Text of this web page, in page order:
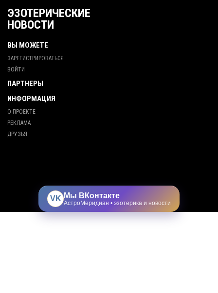
ЭЗОТЕРИЧЕСКИЕ
НОВОСТИ
ВЫ МОЖЕТЕ
ЗАРЕГИСТРИРОВАТЬСЯ
ВОЙТИ
ПАРТНЕРЫ
ИНФОРМАЦИЯ
О ПРОЕКТЕ
РЕКЛАМА
ДРУЗЬЯ
VK Мы ВКонтакте
АстроМеридиан • эзотерика и новости